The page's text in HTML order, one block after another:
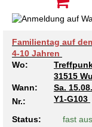
Familientag auf
4-10 Jahren
Wo:
31515
Wann:
Sa.
Nr.:
Y1-G103
Status: fast